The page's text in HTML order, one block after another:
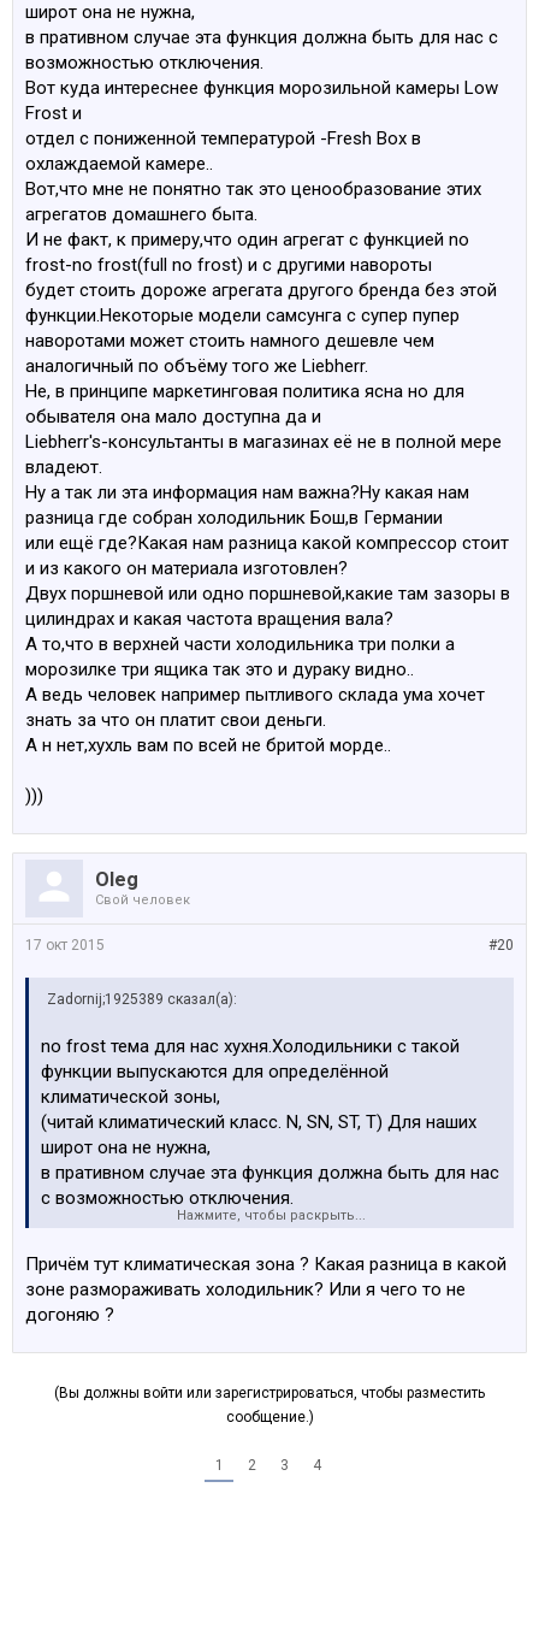
широт она не нужна,
в пративном случае эта функция должна быть для нас с
возможностью отключения.
Вот куда интереснее функция морозильной камеры Low
Frost и
отдел с пониженной температурой -Fresh Box в
охлаждаемой камере..
Вот,что мне не понятно так это ценообразование этих
агрегатов домашнего быта.
И не факт, к примеру,что один агрегат с функцией no
frost-no frost(full no frost) и с другими навороты
будет стоить дороже агрегата другого бренда без этой
функции.Некоторые модели самсунга с супер пупер
наворотами может стоить намного дешевле чем
аналогичный по объёму того же Liebherr.
Не, в принципе маркетинговая политика ясна но для
обывателя она мало доступна да и
Liebherr's-консультанты в магазинах её не в полной мере
владеют.
Ну а так ли эта информация нам важна?Ну какая нам
разница где собран холодильник Бош,в Германии
или ещё где?Какая нам разница какой компрессор стоит
и из какого он материала изготовлен?
Двух поршневой или одно поршневой,какие там зазоры в
цилиндрах и какая частота вращения вала?
А то,что в верхней части холодильника три полки а
морозилке три ящика так это и дураку видно..
А ведь человек например пытливого склада ума хочет
знать за что он платит свои деньги.
А н нет,хухль вам по всей не бритой морде..
)))
Oleg
Свой человек
#20
17 окт 2015
Zadornij;1925389 сказал(а):
no frost тема для нас хухня.Холодильники с такой
функции выпускаются для определённой
климатической зоны,
(читай климатический класс. N, SN, ST, T) Для наших
широт она не нужна,
в пративном случае эта функция должна быть для нас
с возможностью отключения.
Вот куда интереснее функция морозильной камеры
отдел с пониженной температурой -Fresh Box в
охлаждаемой камере..
Вот,что мне не понятно так это ценообразование этих
агрегатов домашнего быта.
frost-no frost(full no frost) и с другими навороты
будет стоить дороже агрегата другого бренда без
Нажмите, чтобы раскрыть...
Причём тут климатическая зона ? Какая разница в какой
зоне размораживать холодильник? Или я чего то не
догоняю ?
(Вы должны войти или зарегистрироваться, чтобы разместить
сообщение.)
1 2 3 4